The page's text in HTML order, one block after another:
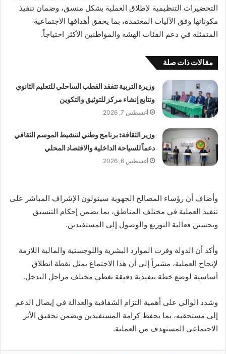
التحضيرات التنظيمية لإطلاق العملية بشكل منسق، وضمان تنفيذ
مكوناتها وفق الآليات المعتمدة، بما يحقق أهدافها الاجتماعية
المتمثلة في دعم الفئات الهشة والمواطنين الأكثر احتياجاً.
مقالات ذات صلة
وزيرة التربية تتفقد القطب الساحلي للتعليم الثانوي
وتتابع إنشاء مركز للتوثيق والتكوين
أغسطس 7, 2026
وزير الثقافة: برنامج وطني لتنشيط الموسم الثقافي
دعماً للسياحة الداخلية والاقتصاد المحلي
أغسطس 6, 2026
وأضاف أن رؤساء المصالح الجهوية سيتولون الإشراف المباشر على
تنفيذ العملية في مختلف المناطق، بما يضمن إحكام التنسيق
وتحسين فعالية التوزيع والوصول إلى المستفيدين.
وأكد أن الدولة وفرت الموارد البشرية واللوجستية والمالية اللازمة
لإنجاح العملية، مشيراً إلى أن هذا الاجتماع يمثل نقطة انطلاق
أساسية لوضع خطة تنفيذية دقيقة تغطي مختلف مراحل التدخل.
وشدد الوالي على أهمية التزام الشفافية والعدالة في إيصال الدعم
إلى مستحقيه، بما يحفظ كرامة المستفيدين ويضمن تحقيق الأثر
الاجتماعي المستهدف من العملية.